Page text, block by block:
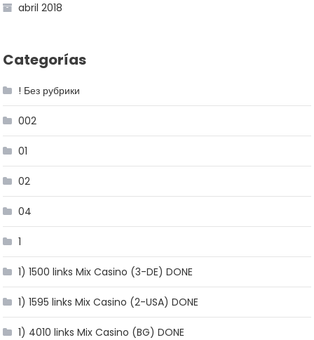
abril 2018
Categorías
! Без рубрики
002
01
02
04
1
1) 1500 links Mix Casino (3-DE) DONE
1) 1595 links Mix Casino (2-USA) DONE
1) 4010 links Mix Casino (BG) DONE